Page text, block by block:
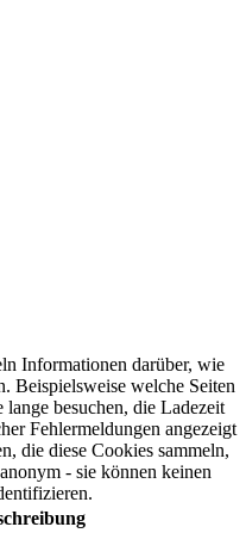
Informationen darüber, wie
Beispielsweise welche Seiten
besuchen, die Ladezeit
Fehlermeldungen angezeigt
die diese Cookies sammeln,
- sie können keinen